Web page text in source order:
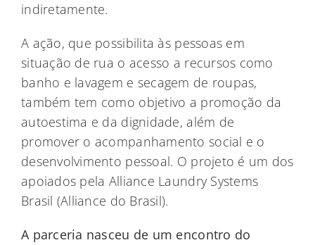
indiretamente.
A ação, que possibilita às pessoas em
situação de rua o acesso a recursos como
banho e lavagem e secagem de roupas,
também tem como objetivo a promoção da
autoestima e da dignidade, além de
promover o acompanhamento social e o
desenvolvimento pessoal. O projeto é um dos
apoiados pela Alliance Laundry Systems
Brasil (Alliance do Brasil).
A parceria nasceu de um encontro do